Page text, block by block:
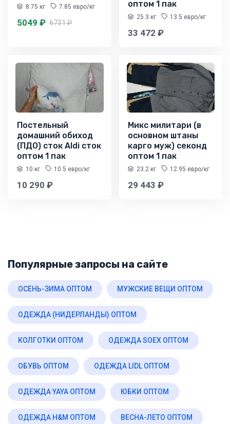
8.75 кг 7.85 евро/кг
5049 ₽ 6731 ₽
оптом 1 пак
25.3 кг 13.5 евро/кг
33 472 ₽
Постельный
домашний обиход
(ПДО) сток Aldi сток
оптом 1 пак
10 кг 10.5 евро/кг
10 290 ₽
Микс милитари (в
основном штаны
карго муж) секонд
оптом 1 пак
23.2 кг 12.95 евро/кг
29 443 ₽
Популярные запросы на сайте
ОСЕНЬ-ЗИМА ОПТОМ МУЖСКИЕ ВЕЩИ ОПТОМ
ОДЕЖДА (НИДЕРЛАНДЫ) ОПТОМ
КОЛГОТКИ ОПТОМ ОДЕЖДА SOEX ОПТОМ
ОБУВЬ ОПТОМ ОДЕЖДА LIDL ОПТОМ
ОДЕЖДА YAYA ОПТОМ ЮБКИ ОПТОМ
ОДЕЖДА H&M ОПТОМ ВЕСНА-ЛЕТО ОПТОМ